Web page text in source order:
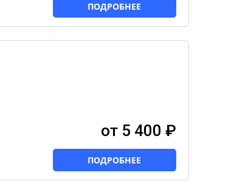
ПОДРОБНЕЕ
от 5 400 ₽
ПОДРОБНЕЕ